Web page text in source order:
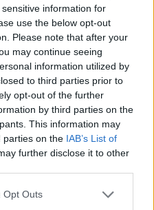
information for
use the below opt-out
Please note that after your
may continue seeing
information utilized by
to third parties prior to
opt-out of the further
by third parties on the
This information may
parties on the IAB’s List of
further disclose it to other
Opt Outs
écrites par les utilisateurs
lus, et éventuellement
en ce qui concerne
d’être approuvés. Pour
pas nécessaire de posséder
cette façon, les évaluations
des expériences propres
propriétaire de ce site web.
peuvent varier selon les
il faut toujours prendre
pharmacien.